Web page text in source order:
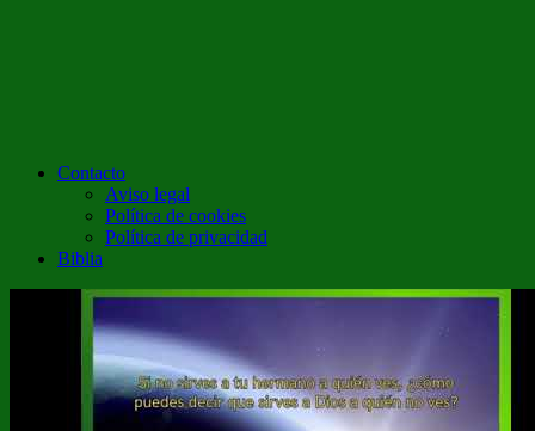
Contacto
Aviso legal
Política de cookies
Política de privacidad
Biblia